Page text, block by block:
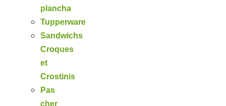
plancha
Tupperware
Sandwichs
Croques
et
Crostinis
Pas
cher